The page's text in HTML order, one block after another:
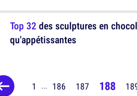
Top 32 des sculptures en
qu'appétissantes
1 ... 186 187 188